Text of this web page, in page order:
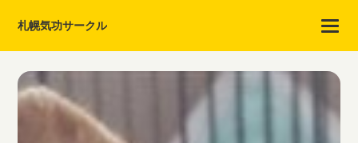
札幌気功サークル